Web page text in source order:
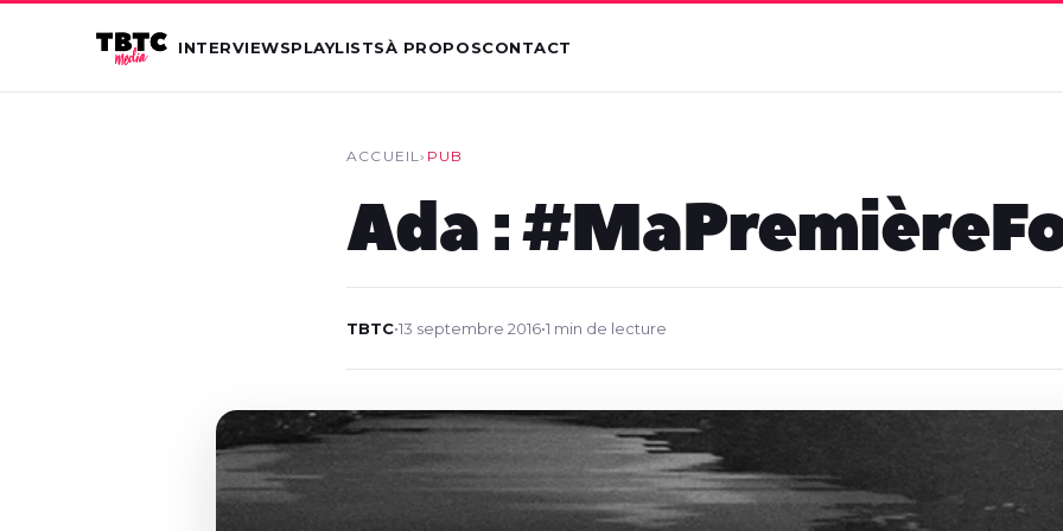
INTERVIEWSPLAYLISTSÀ PROPOSCONTACT
ACCUEIL› PUB
Ada :
TBTC•13 septembre 2016•1 min de lecture